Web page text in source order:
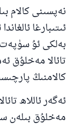
نەپسىنى كالام
ئىتىبارغا
بەلكى ئۇ سۈپەت
تائالا مەخلۇق
كالامنىڭ
ئەگەر ئاللاھ
مەخلۇق بىلەن